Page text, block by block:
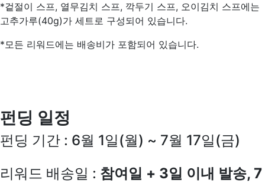
*겉절이 스프, 열무김치 스프, 깍두기 스프, 오이김치 스프에는
고추가루(40g)가 세트로 구성되어 있습니다.
*모든 리워드에는 배송비가 포함되어 있습니다.
펀딩 일정
펀딩 기간 : 6월 1일(월) ~ 7월 17일(금)
리워드 배송일 : 참여일 + 3일 이내 발송, 7